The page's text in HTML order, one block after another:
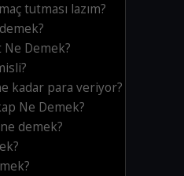
tutması lazım?
Ne Demek?
kadar para veriyor?
Ne Demek?
demek?